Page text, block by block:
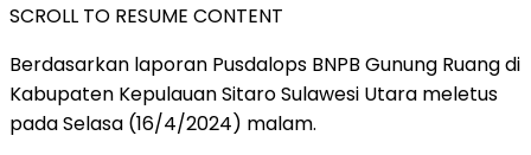
SCROLL TO RESUME CONTENT
Berdasarkan laporan Pusdalops BNPB Gunung Ruang di
Kabupaten Kepulauan Sitaro Sulawesi Utara meletus
pada Selasa (16/4/2024) malam.